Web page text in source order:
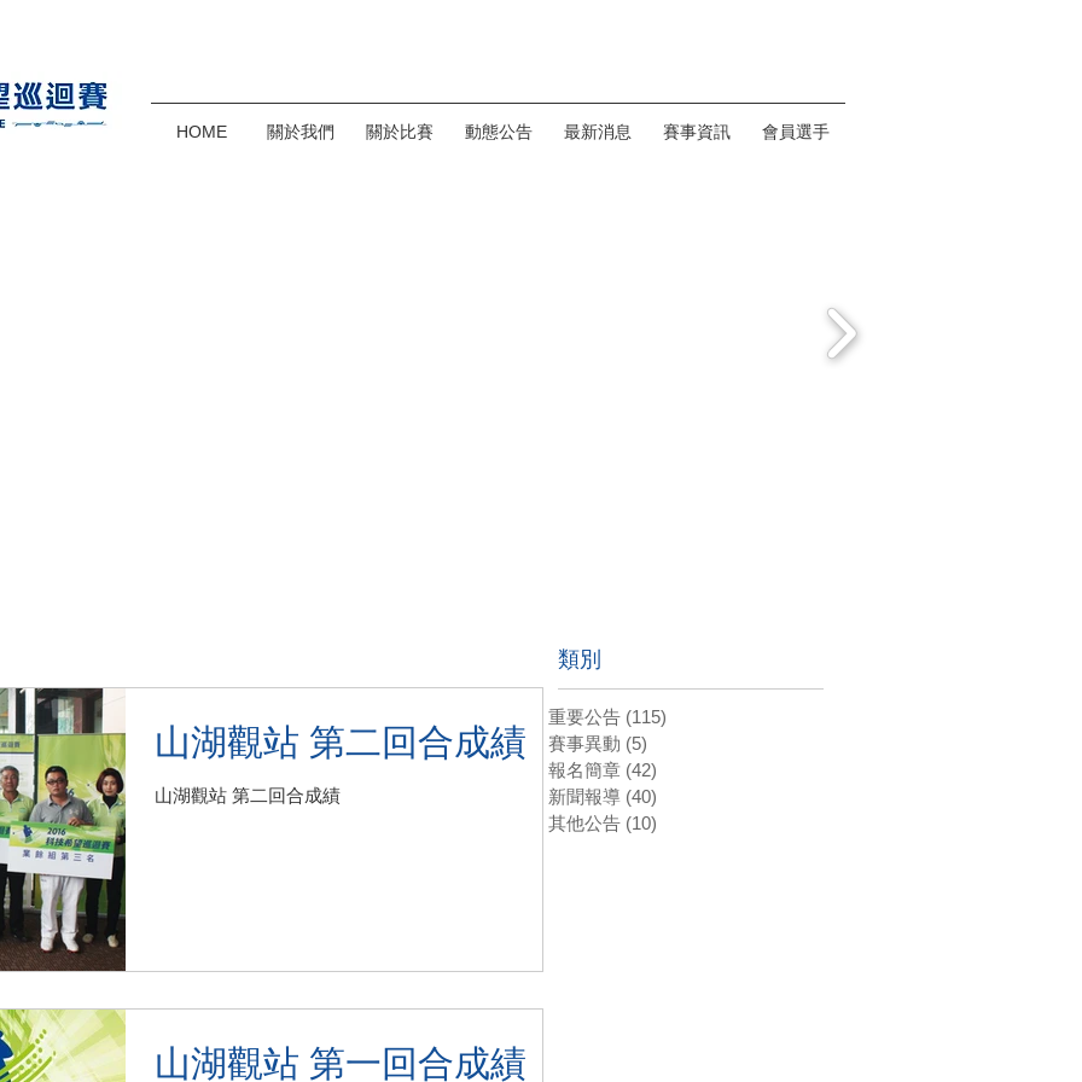
HOME 關於我們 關於比賽 動態公告 最新消息 賽事資訊 會員選手
類別
山湖觀站 第二回合成績
山湖觀站 第二回合成績
山湖觀站 第一回合成績
重要公告 (115)
賽事異動 (5)
報名簡章 (42)
新聞報導 (40)
其他公告 (10)